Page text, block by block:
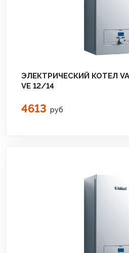
ЭЛЕКТРИЧЕСКИЙ КОТЕЛ
VE 12/14
4613 руб